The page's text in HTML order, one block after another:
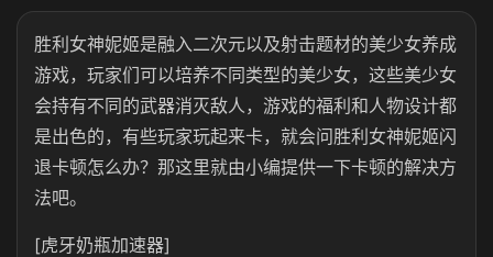
胜利女神妮姬是融入二次元以及射击题材的美少女养成
游戏，玩家们可以培养不同类型的美少女，这些美少女
会持有不同的武器消灭敌人，游戏的福利和人物设计都
是出色的，有些玩家玩起来卡，就会问胜利女神妮姬闪
退卡顿怎么办？那这里就由小编提供一下卡顿的解决方
法吧。
[虎牙奶瓶加速器]